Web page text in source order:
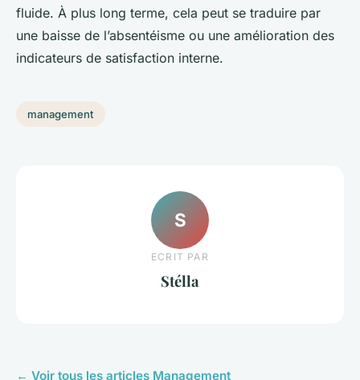
fluide. À plus long terme, cela peut se traduire par
une baisse de l’absentéisme ou une amélioration des
indicateurs de satisfaction interne.
management
S
ECRIT PAR
Stélla
← Voir tous les articles Management